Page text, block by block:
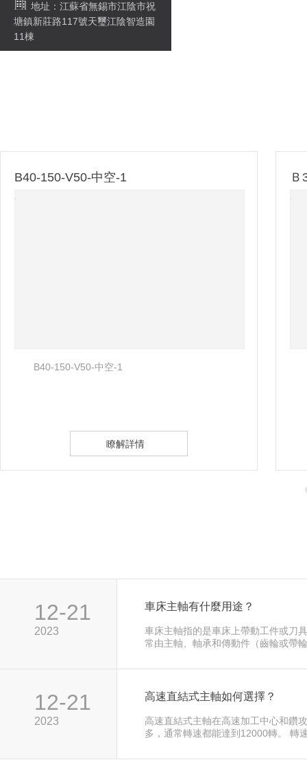
地址：江蘇省無錫市江陰市祝
塘鎮新莊路117號天璽江陰智造園
11棟
Ｂ30-090-280-2
Ｂ30-090-280-2
瞭解詳情
12-21
2023
車床主軸有什麼用途？
車床主軸指的是車床上帶動工件或刀
常由主軸、軸承和傳動件（齒輪或帶
見。 零傳動電主軸採用電機和機床主
出的扭矩和功率要大得多，但相對來
穩性要差一點。 囙此正確地設計機床
機床加工精度的影響是至關重要的。
12-21
2023
高速直結式主軸如何選擇？
高速直結式主軸在高速加工中心和鑽
多，通常轉速都能達到12000轉。 轉
直結式主軸切削力是不如皮帶式主軸